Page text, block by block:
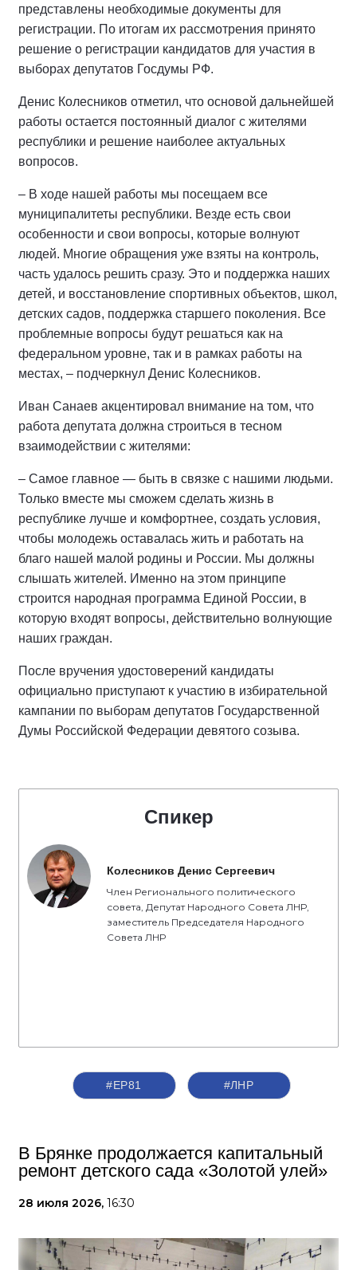
представлены необходимые документы для
регистрации. По итогам их рассмотрения принято
решение о регистрации кандидатов для участия в
выборах депутатов Госдумы РФ.
Денис Колесников отметил, что основой дальнейшей
работы остается постоянный диалог с жителями
республики и решение наиболее актуальных
вопросов.
– В ходе нашей работы мы посещаем все
муниципалитеты республики. Везде есть свои
особенности и свои вопросы, которые волнуют
людей. Многие обращения уже взяты на контроль,
часть удалось решить сразу. Это и поддержка наших
детей, и восстановление спортивных объектов, школ,
детских садов, поддержка старшего поколения. Все
проблемные вопросы будут решаться как на
федеральном уровне, так и в рамках работы на
местах, – подчеркнул Денис Колесников.
Иван Санаев акцентировал внимание на том, что
работа депутата должна строиться в тесном
взаимодействии с жителями:
– Самое главное — быть в связке с нашими людьми.
Только вместе мы сможем сделать жизнь в
республике лучше и комфортнее, создать условия,
чтобы молодежь оставалась жить и работать на
благо нашей малой родины и России. Мы должны
слышать жителей. Именно на этом принципе
строится народная программа Единой России, в
которую входят вопросы, действительно волнующие
наших граждан.
После вручения удостоверений кандидаты
официально приступают к участию в избирательной
кампании по выборам депутатов Государственной
Думы Российской Федерации девятого созыва.
Спикер
Колесников Денис Сергеевич
Член Регионального политического
совета, Депутат Народного Совета ЛНР,
заместитель Председателя Народного
Совета ЛНР
#ЕР81 #ЛНР
В Брянке продолжается капитальный
ремонт детского сада «Золотой улей»
28 июля 2026, 16:30